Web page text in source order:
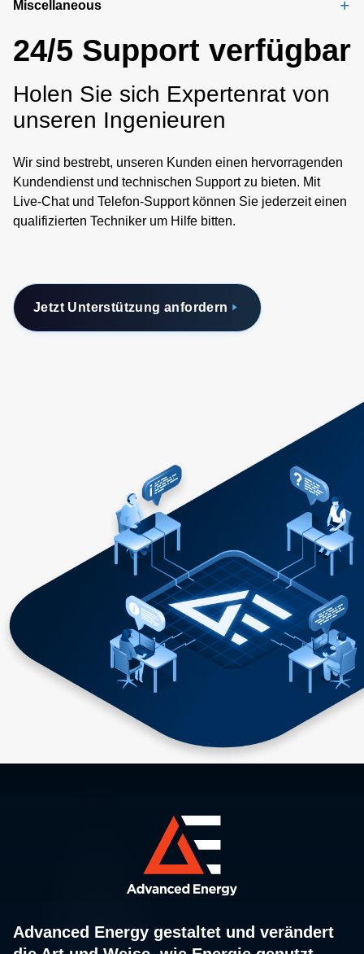
Miscellaneous
24/5 Support verfügbar
Holen Sie sich Expertenrat von
unseren Ingenieuren
Wir sind bestrebt, unseren Kunden einen hervorragenden
Kundendienst und technischen Support zu bieten. Mit
Live-Chat und Telefon-Support können Sie jederzeit einen
qualifizierten Techniker um Hilfe bitten.
Jetzt Unterstützung anfordern
Advanced Energy gestaltet und verändert